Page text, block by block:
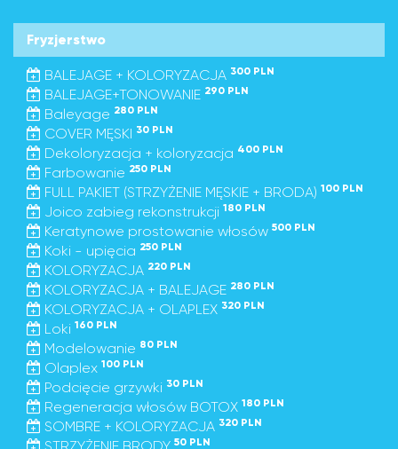
Fryzjerstwo
BALEJAGE + KOLORYZACJA 300 PLN
BALEJAGE+TONOWANIE 290 PLN
Baleyage 280 PLN
COVER MĘSKI 30 PLN
Dekoloryzacja + koloryzacja 400 PLN
Farbowanie 250 PLN
FULL PAKIET (STRZYŻENIE MĘSKIE + BRODA) 100 PLN
Joico zabieg rekonstrukcji 180 PLN
Keratynowe prostowanie włosów 500 PLN
Koki - upięcia 250 PLN
KOLORYZACJA 220 PLN
KOLORYZACJA + BALEJAGE 280 PLN
KOLORYZACJA + OLAPLEX 320 PLN
Loki 160 PLN
Modelowanie 80 PLN
Olaplex 100 PLN
Podcięcie grzywki 30 PLN
Regeneracja włosów BOTOX 180 PLN
SOMBRE + KOLORYZACJA 320 PLN
50 PLN